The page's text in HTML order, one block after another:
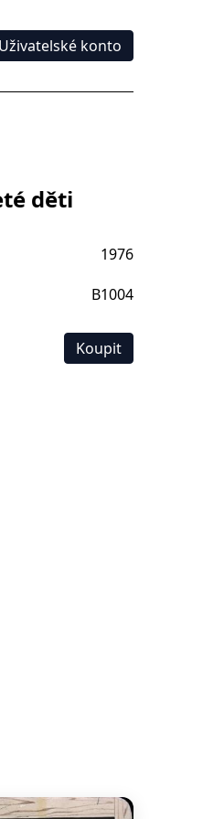
Uživatelské konto
děti
1976
B1004
Koupit